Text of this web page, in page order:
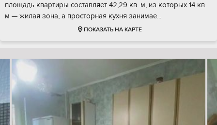
площадь квартиры составляет 42,29 кв. м, из которых 14 кв.
м — жилая зона, а просторная кухня занимае...
ПОКАЗАТЬ НА КАРТЕ